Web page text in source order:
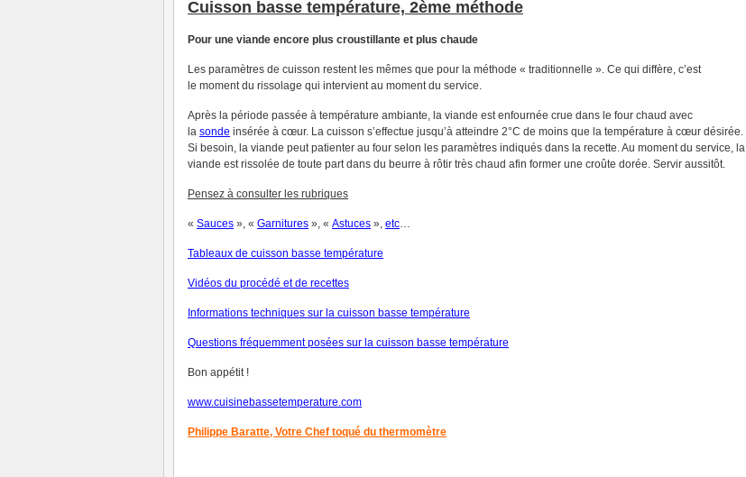
Cuisson basse température, 2ème méthode
Pour une viande encore plus croustillante et plus chaude
Les paramètres de cuisson restent les mêmes que pour la méthode « traditionnelle ». Ce qui diffère, c’est
le moment du rissolage qui intervient au moment du service.
Après la période passée à température ambiante, la viande est enfournée crue dans le four chaud avec
la sonde insérée à cœur. La cuisson s’effectue jusqu’à atteindre 2°C de moins que la température à cœur désirée.
Si besoin, la viande peut patienter au four selon les paramètres indiqués dans la recette. Au moment du service, la
viande est rissolée de toute part dans du beurre à rôtir très chaud afin former une croûte dorée. Servir aussitôt.
Pensez à consulter les rubriques
« Sauces », « Garnitures », « Astuces », etc…
Tableaux de cuisson basse température
Vidéos du procédé et de recettes
Informations techniques sur la cuisson basse température
Questions fréquemment posées sur la cuisson basse température
Bon appétit !
www.cuisinebassetemperature.com
Philippe Baratte, Votre Chef toqué du thermomètre